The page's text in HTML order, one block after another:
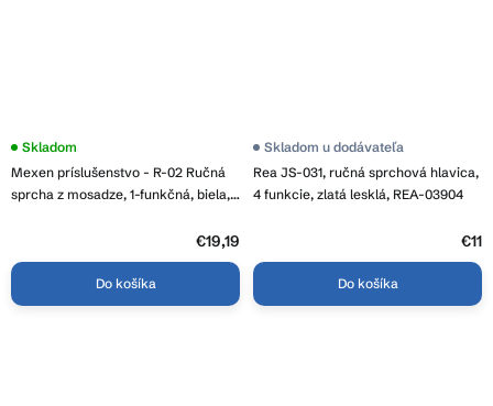
Mexen príslušenstvo - R-02 Ručná
sprcha z mosadze, 1-funkčná, biela,
Skladom
€19,19
Do košíka
Rea JS-031, ručná sprchová hlavica,
4 funkcie, zlatá lesklá, REA-03904
Skladom u dodávateľa
€11
Do košíka